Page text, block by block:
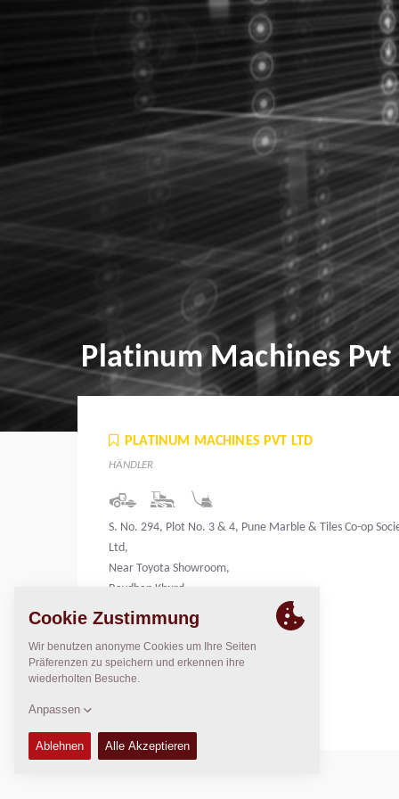
Platinum Machines Pvt
PLATINUM MACHINES PVT LTD
HÄNDLER
S. No. 294, Plot No. 3 & 4, Pune Marble & Tiles Co-op
Ltd,
Near Toyota Showroom,
Bavdhan Khurd,
Pune – 411021